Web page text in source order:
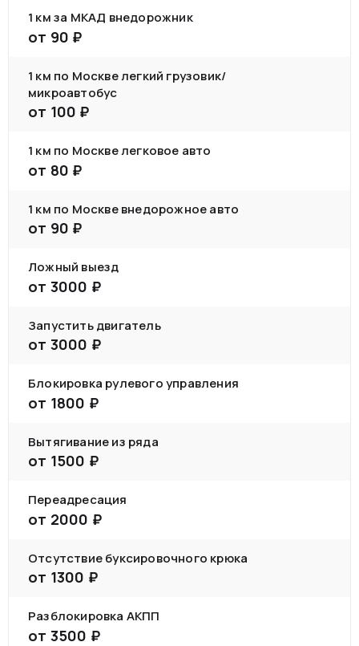
1 км за МКАД внедорожник
от 90 ₽
1 км по Москве легкий грузовик/
микроавтобус
от 100 ₽
1 км по Москве легковое авто
от 80 ₽
1 км по Москве внедорожное авто
от 90 ₽
Ложный выезд
от 3000 ₽
Запустить двигатель
от 3000 ₽
Блокировка рулевого управления
от 1800 ₽
Вытягивание из ряда
от 1500 ₽
Переадресация
от 2000 ₽
Отсутствие буксировочного крюка
от 1300 ₽
Разблокировка АКПП
от 3500 ₽